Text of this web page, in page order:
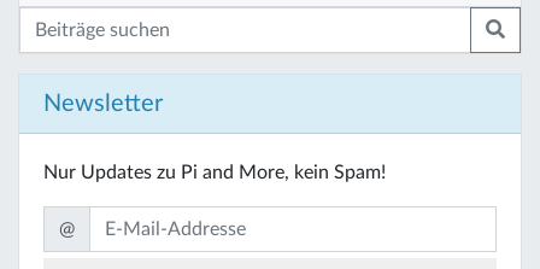
Newsletter
Nur Updates zu Pi and More, kein Spam!
@